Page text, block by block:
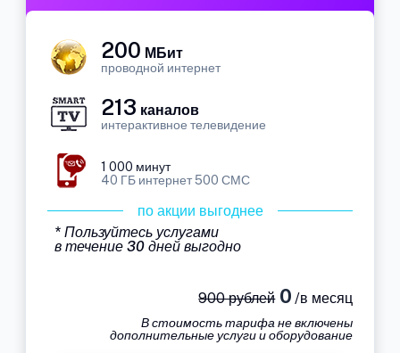
200 МБит
проводной интернет
213 каналов
интерактивное телевидение
1 000 минут
40 ГБ интернет 500 СМС
по акции выгоднее
* Пользуйтесь услугами
в течение 30 дней выгодно
900 рублей0 /в месяц
В стоимость тарифа не включены
дополнительные услуги и оборудование